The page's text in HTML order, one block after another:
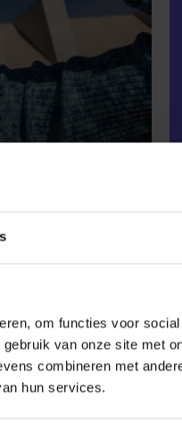
om functies voor
van onze site met
combineren met
hun services.